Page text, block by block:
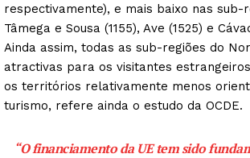
respectivamente), e mais baixo nas sub-
Tâmega e Sousa (1155), Ave (1525) e
Ainda assim, todas as sub-regiões do
atractivas para os visitantes
os territórios relativamente menos
turismo, refere ainda o estudo da OCDE.
“O financiamento da UE tem sido